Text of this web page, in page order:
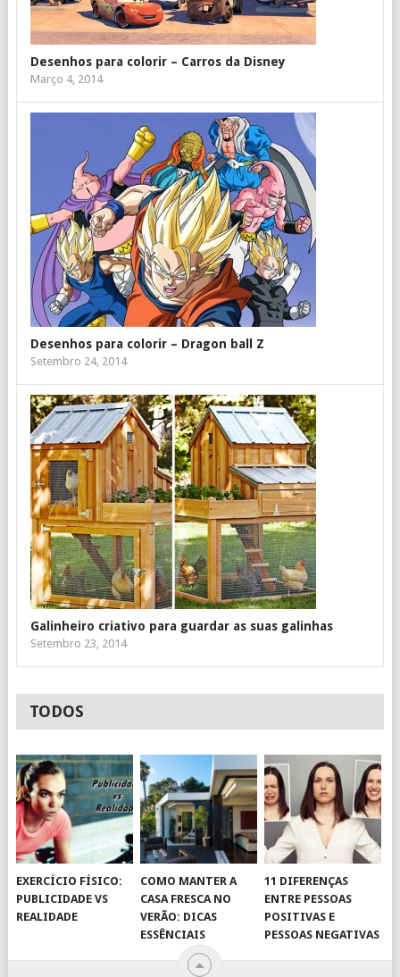
Desenhos para colorir – Carros da Disney
Março 4, 2014
Desenhos para colorir – Dragon ball Z
Setembro 24, 2014
Galinheiro criativo para guardar as suas galinhas
Setembro 23, 2014
TODOS
EXERCÍCIO FÍSICO:
PUBLICIDADE VS
REALIDADE
COMO MANTER A
CASA FRESCA NO
VERÃO: DICAS
ESSÊNCIAIS
11 DIFERENÇAS
ENTRE PESSOAS
POSITIVAS E
PESSOAS NEGATIVAS